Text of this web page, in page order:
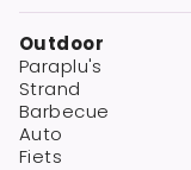
Outdoor
Paraplu's
Strand
Barbecue
Auto
Fiets